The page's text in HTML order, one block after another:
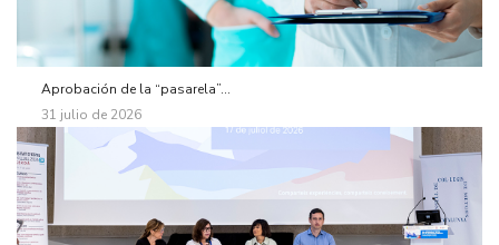
Aprobación de la “pasarela”...
31 julio de 2026